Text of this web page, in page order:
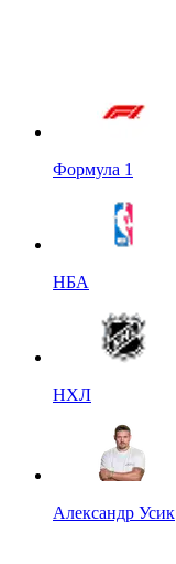
Формула 1
НБА
НХЛ
Александр Усик